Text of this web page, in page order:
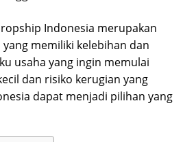
Indonesia merupakan
memiliki kelebihan dan
usaha yang ingin memulai
dan risiko kerugian yang
dapat menjadi pilihan yang